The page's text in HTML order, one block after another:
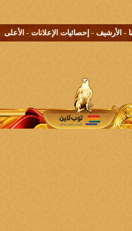
- الأرشيف - إحصائيات الإعلانات - الأعلى